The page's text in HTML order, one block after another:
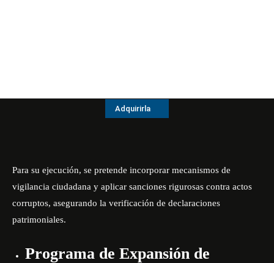
Adquirirla
Para su ejecución, se pretende incorporar mecanismos de
vigilancia ciudadana y aplicar sanciones rigurosas contra actos
corruptos, asegurando la verificación de declaraciones
patrimoniales.
Programa de Expansión de